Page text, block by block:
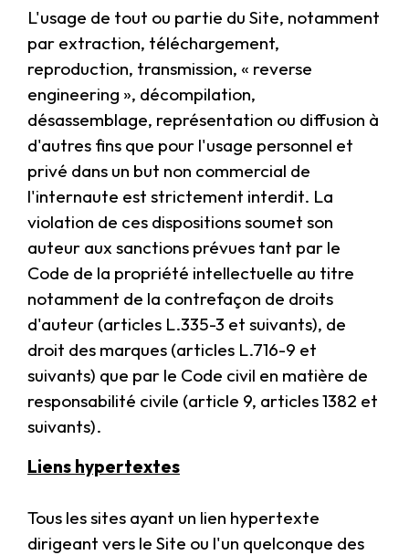
L'usage de tout ou partie du Site, notamment
par extraction, téléchargement,
reproduction, transmission, « reverse
engineering », décompilation,
désassemblage, représentation ou diffusion à
d'autres fins que pour l'usage personnel et
privé dans un but non commercial de
l'internaute est strictement interdit. La
violation de ces dispositions soumet son
auteur aux sanctions prévues tant par le
Code de la propriété intellectuelle au titre
notamment de la contrefaçon de droits
d'auteur (articles L.335-3 et suivants), de
droit des marques (articles L.716-9 et
suivants) que par le Code civil en matière de
responsabilité civile (article 9, articles 1382 et
suivants).
Liens hypertextes
Tous les sites ayant un lien hypertexte
dirigeant vers le Site ou l'un quelconque des